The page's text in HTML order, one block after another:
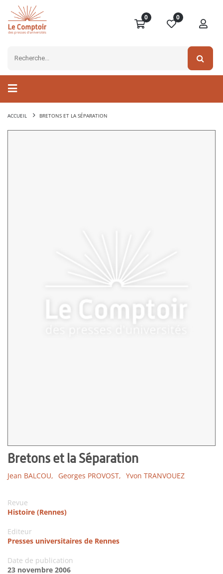
0 0
ACCUEIL BRETONS ET LA SÉPARATION
Bretons et la Séparation
Jean BALCOU, Georges PROVOST, Yvon TRANVOUEZ
Revue
Histoire (Rennes)
Editeur
Presses universitaires de Rennes
Date de publication
23 novembre 2006